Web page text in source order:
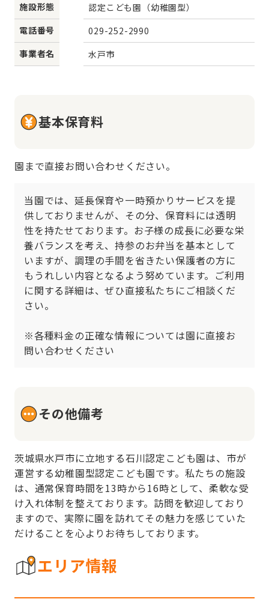
施設形態
認定こども園（幼稚園型）
電話番号
029-252-2990
事業者名
水戸市
基本保育料
園まで直接お問い合わせください。
当園では、延長保育や一時預かりサービスを提
供しておりませんが、その分、保育料には透明
性を持たせております。お子様の成長に必要な栄
養バランスを考え、持参のお弁当を基本として
いますが、調理の手間を省きたい保護者の方に
もうれしい内容となるよう努めています。ご利用
に関する詳細は、ぜひ直接私たちにご相談くだ
さい。
※各種料金の正確な情報については園に直接お
問い合わせください
その他備考
茨城県水戸市に立地する石川認定こども園は、市が
運営する幼稚園型認定こども園です。私たちの施設
は、通常保育時間を13時から16時として、柔軟な受
け入れ体制を整えております。訪問を歓迎しており
ますので、実際に園を訪れてその魅力を感じていた
だけることを心よりお待ちしております。
エリア情報